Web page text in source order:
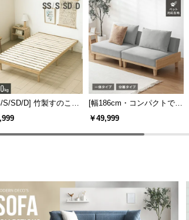
S/SD/D] 竹製すのこベ
[幅186cm・コンパクトでも
広々] 3人掛けソファベッド
ーム 北欧
￥49,999